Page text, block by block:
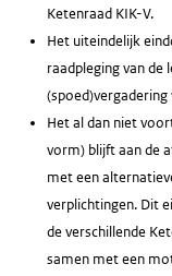
Ketenraad KIK-V.
Het uiteindelijk
raadpleging van de
(spoed)vergadering
Het al dan niet
vorm) blijft aan de
met een
verplichtingen. Dit
de verschillende
samen met een